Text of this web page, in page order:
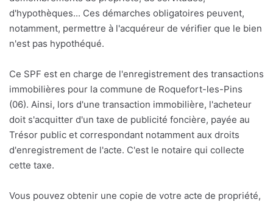
d'hypothèques... Ces démarches obligatoires peuvent,
notamment, permettre à l'acquéreur de vérifier que le bien
n'est pas hypothéqué.
Ce SPF est en charge de l'enregistrement des transactions
immobilières pour la commune de Roquefort-les-Pins
(06). Ainsi, lors d'une transaction immobilière, l'acheteur
doit s'acquitter d'un taxe de publicité foncière, payée au
Trésor public et correspondant notamment aux droits
d'enregistrement de l'acte. C'est le notaire qui collecte
cette taxe.
Vous pouvez obtenir une copie de votre acte de propriété,